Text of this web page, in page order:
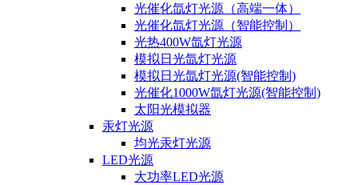
光催化氙灯光源（高端一体）
光催化氙灯光源（智能控制）
光热400W氙灯光源
模拟日光氙灯光源
模拟日光氙灯光源(智能控制)
光催化1000W氙灯光源(智能控制)
太阳光模拟器
汞灯光源
均光汞灯光源
LED光源
大功率LED光源